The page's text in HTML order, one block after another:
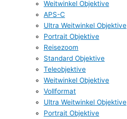
Weitwinkel Objektive
APS-C
Ultra Weitwinkel Objektive
Portrait Objektive
Reisezoom
Standard Objektive
Teleobjektive
Weitwinkel Objektive
Vollformat
Ultra Weitwinkel Objektive
Portrait Objektive